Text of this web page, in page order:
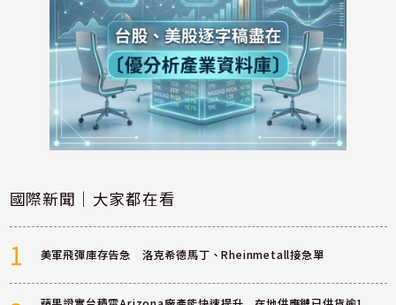
國際新聞｜大家都在看
1 美軍飛彈庫存告急 洛克希德馬丁、Rheinmetall接急單